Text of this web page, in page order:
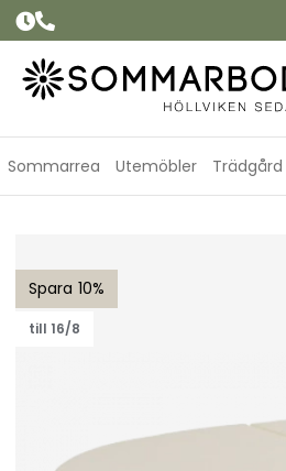
Sommarrea Utemöbler Trädgård
10
till 16/8